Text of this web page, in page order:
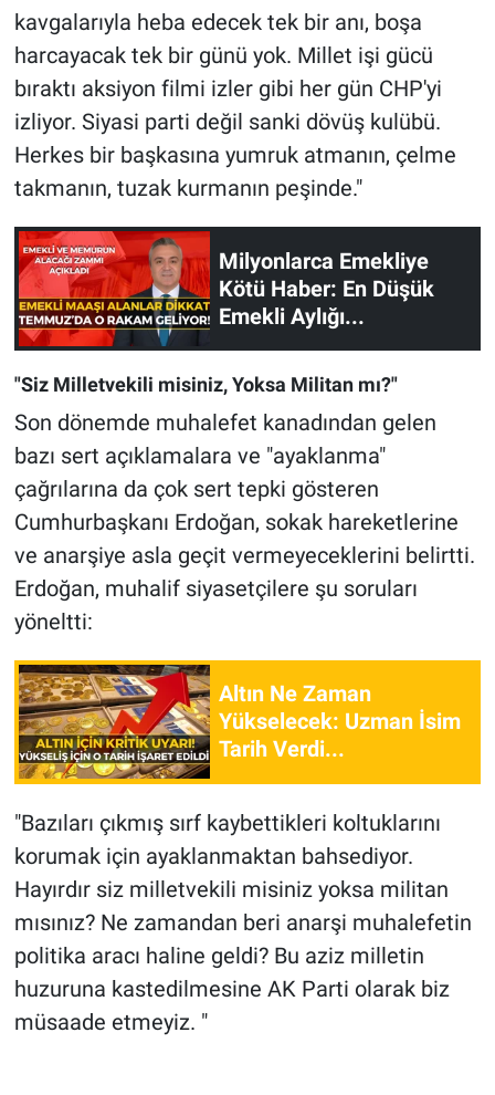
kavgalarıyla heba edecek tek bir anı, boşa
harcayacak tek bir günü yok. Millet işi gücü
bıraktı aksiyon filmi izler gibi her gün CHP'yi
izliyor. Siyasi parti değil sanki dövüş kulübü.
Herkes bir başkasına yumruk atmanın, çelme
takmanın, tuzak kurmanın peşinde."
Milyonlarca Emekliye
Kötü Haber: En Düşük
Emekli Aylığı...
"Siz Milletvekili misiniz, Yoksa Militan mı?"
Son dönemde muhalefet kanadından gelen
bazı sert açıklamalara ve "ayaklanma"
çağrılarına da çok sert tepki gösteren
Cumhurbaşkanı Erdoğan, sokak hareketlerine
ve anarşiye asla geçit vermeyeceklerini belirtti.
Erdoğan, muhalif siyasetçilere şu soruları
yöneltti:
Altın Ne Zaman
Yükselecek: Uzman İsim
Tarih Verdi...
"Bazıları çıkmış sırf kaybettikleri koltuklarını
korumak için ayaklanmaktan bahsediyor.
Hayırdır siz milletvekili misiniz yoksa militan
mısınız? Ne zamandan beri anarşi muhalefetin
politika aracı haline geldi? Bu aziz milletin
huzuruna kastedilmesine AK Parti olarak biz
müsaade etmeyiz. "